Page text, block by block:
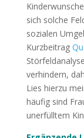
sich solche
sozialen
Kurzbeitrag
verhindern,
Lies hierzu
häufig sind
unerfülltem